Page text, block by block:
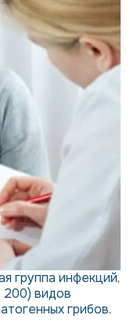
группа инфекций,
200) видов
грибов.